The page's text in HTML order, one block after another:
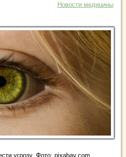
Новости медицины
угрозу. Фото: pixabay.com